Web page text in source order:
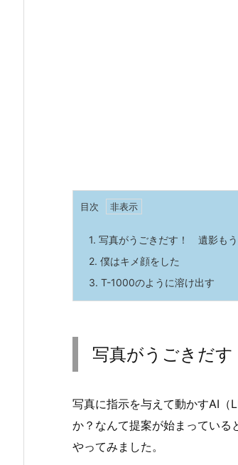
目次
1. 写真がうごきだす！ 遺影もう
2. 僕はキメ顔をした
3. T-1000のように溶け出す
写真がうごきだ
写真に指示を与えて動かすAI（
か？なんて提案が始まっている
やってみました。